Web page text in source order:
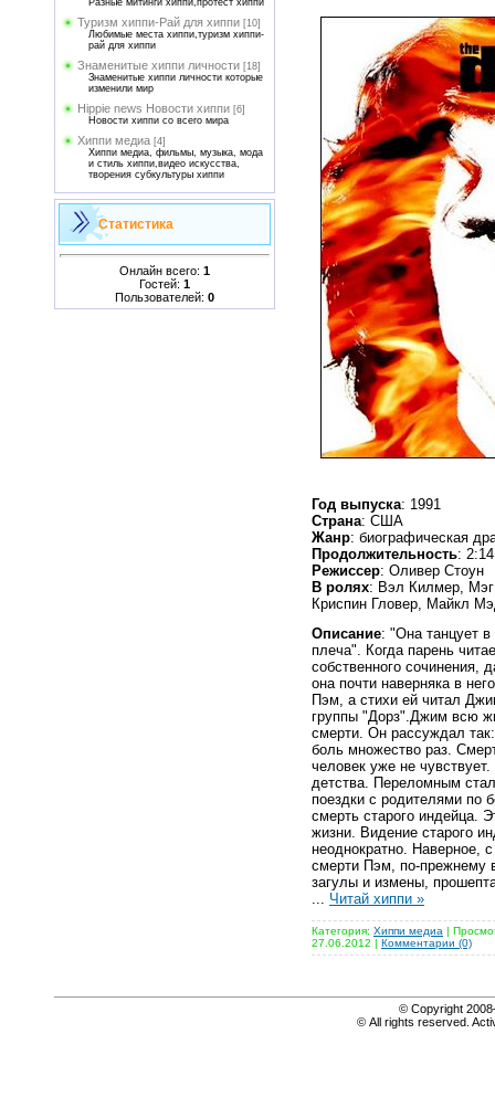
Разные митинги хиппи,протест хиппи
Туризм хиппи-Рай для хиппи [10]
Любимые места хиппи,туризм хиппи-
рай для хиппи
Знаменитые хиппи личности [18]
Знаменитые хиппи личности которые
изменили мир
Hippie news Новости хиппи [6]
Новости хиппи со всего мира
Хиппи медиа [4]
Хиппи медиа, фильмы, музыка, мода
и стиль хиппи,видео искусства,
творения субкультуры хиппи
Статистика
Онлайн всего: 1
Гостей: 1
Пользователей: 0
Год выпуска: 1991
Страна: США
Жанр: биографическая
Продолжительность: 2:14
Режиссер: Оливер Стоун
В ролях: Вэл Килмер,
Криспин Гловер, Майкл
Описание: "Она танцует в
плеча". Когда парень
собственного сочинения,
она почти наверняка в
Пэм, а стихи ей читал
группы "Дорз".Джим всю
смерти. Он рассуждал
боль множество раз.
человек уже не
детства. Переломным
поездки с родителями по
смерть старого индейца.
жизни. Видение старого
неоднократно. Наверное,
смерти Пэм, по-прежнему
загулы и измены,
... Читай хиппи »
Категория: Хиппи медиа |
27.06.2012 | Комментарии (0)
© Copyright
© All rights reserved.